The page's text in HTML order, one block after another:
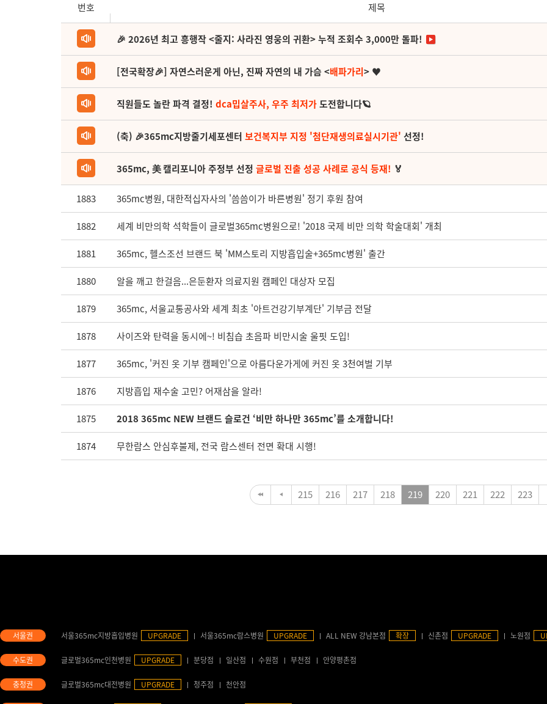
번호 제목
🎉 2026년 최고 흥행작 <줄지: 사라진 영웅의 귀환> 누적 조회수 3,000만 돌파!
[전국확장🎉] 자연스러운게 아닌, 진짜 자연의 내 가슴 <배파가리> ♥
직원들도 놀란 파격 결정! dca밉살주사, 우주 최저가도전합니다🪐
(축) 🎉365mc지방줄기세포센터 보건복지부 지정 '첨단재생의료실시기관' 선정!
365mc, 美 캘리포니아 주정부 선정 글로벌 진출 성공 사례로 공식 등재! 🏅
1883 365mc병원, 대한적십자사의 '씀씀이가 바른병원' 정기 후원 참여
1882 세계 비만의학 석학들이 글로벌365mc병원으로! '2018 국제 비만 의학 학술대회' 개최
1881 365mc, 헬스조선 브랜드 북 'MM스토리 지방흡입술+365mc병원' 출간
1880 알을 깨고 한걸음...은둔환자 의료지원 캠페인 대상자 모집
1879 365mc, 서울교통공사와 세계 최초 '아트건강기부계단' 기부금 전달
1878 사이즈와 탄력을 동시에~! 비침습 초음파 비만시술 울핏 도입!
1877 365mc, '커진 옷 기부 캠페인'으로 아름다운가게에 커진 옷 3천여벌 기부
1876 지방흡입 재수술 고민? 어재삼을 알라!
1875 2018 365mc NEW 브랜드 슬로건 ‘비만 하나만 365mc’를 소개합니다!
1874 무한람스 안심후불제, 전국 람스센터 전면 확대 시행!
215 216 217 218 219 220 221 222 223
서울365mc지방흡입병원 UPGRADE 서울365mc람스병원 UPGRADE ALL NEW 강남본점 확장 신촌점 UPGRADE 노원점
글로벌365mc인천병원 UPGRADE 분당점 일산점 수원점 부천점 안양평촌점
글로벌365mc대전병원 UPGRADE 청주점 천안점